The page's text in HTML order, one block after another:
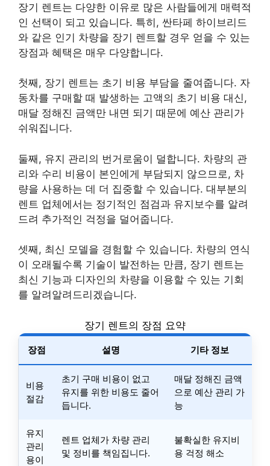
장기 렌트는 다양한 이유로 많은 사람들에게 매력적
인 선택이 되고 있습니다. 특히, 싼타페 하이브리드
와 같은 인기 차량을 장기 렌트할 경우 얻을 수 있는
장점과 혜택은 매우 다양합니다.
첫째, 장기 렌트는 초기 비용 부담을 줄여줍니다. 자
동차를 구매할 때 발생하는 고액의 초기 비용 대신,
매달 정해진 금액만 내면 되기 때문에 예산 관리가
쉬워집니다.
둘째, 유지 관리의 번거로움이 덜합니다. 차량의 관
리와 수리 비용이 본인에게 부담되지 않으므로, 차
량을 사용하는 데 더 집중할 수 있습니다. 대부분의
렌트 업체에서는 정기적인 점검과 유지보수를 알려
드려 추가적인 걱정을 덜어줍니다.
셋째, 최신 모델을 경험할 수 있습니다. 차량의 연식
이 오래될수록 기술이 발전하는 만큼, 장기 렌트는
최신 기능과 디자인의 차량을 이용할 수 있는 기회
를 알려알려드리겠습니다.
장기 렌트의 장점 요약
장점 설명 기타 정보
비용
절감
초기 구매 비용이 없고
유지를 위한 비용도 줄어
듭니다.
매달 정해진 금액
으로 예산 관리 가
능
유지
관리
용이
렌트 업체가 차량 관리
및 정비를 책임집니다.
불확실한 유지비
용 걱정 해소